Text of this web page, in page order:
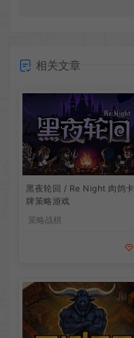
相关文章
黑夜轮回 / Re Night 肉鸽卡
牌策略游戏
策略战棋